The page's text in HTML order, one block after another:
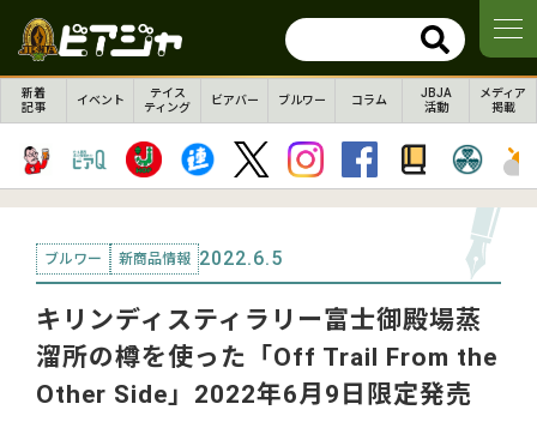
新着
記事
イベント
テイス
ティング
ビアバー ブルワー コラム
JBJA
活動
メディア
掲載
ブルワー 新商品情報 2022.6.5
キリンディスティラリー富⼠御殿場蒸
溜所の樽を使った「Off Trail From the
Other Side」2022年6月9日限定発売